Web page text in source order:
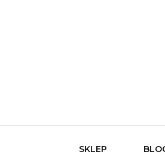
SKLEP